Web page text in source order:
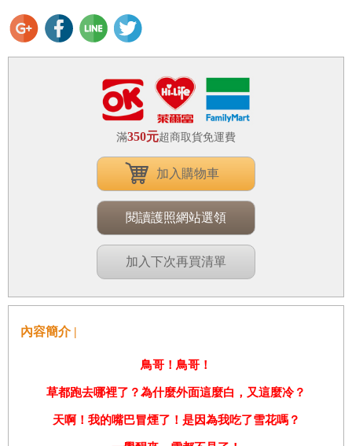
滿350元超商取貨免運費
加入購物車
閱讀護照網站選領
加入下次再買清單
內容簡介 |
鳥哥！鳥哥！
草都跑去哪裡了？為什麼外面這麼白，又這麼冷？
天啊！我的嘴巴冒煙了！是因為我吃了雪花嗎？